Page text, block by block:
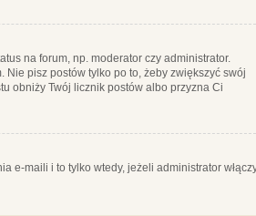
na forum, np. moderator czy administrator.
pisz postów tylko po to, żeby zwiększyć swój
obniży Twój licznik postów albo przyzna Ci
e-maili i to tylko wtedy, jeżeli administrator